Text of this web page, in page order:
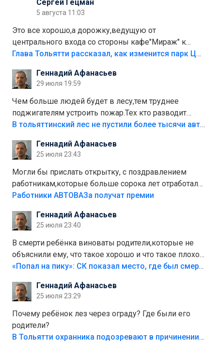
Сергей Гецман
5 августа 11:03
Это все хорошо,а дорожку,ведущую от
центрального входа со стороны кафе"Мираж" к
аттракционам слабо доделать?А то бордюры
лежала в парке и испортилась.Да еще,видимо,часть
украли.
Глава Тольятти рассказал, как изменится парк Центрального района
Геннадий Афанасьев
29 июля 19:59
Чем больше людей будет в лесу,тем труднее
поджигателям устроить пожар.Тех кто разводит
костры,тех надо безбожно штрафовать.Камер полно
Штрафы мизерные.
В тольяттинский лес не пустили более тысячи автомобилей
Геннадий Афанасьев
25 июля 23:43
Могли бы прислать открытку, с поздравлением
работникам,которые больше сорока лет отработали
на предприятии.
Работники АВТОВАЗа получат премии
Геннадий Афанасьев
25 июля 23:40
В смерти ребёнка виноваты родители,которые не
объяснили ему, что такое хорошо и что такое плохо!
Лезть через такой забор,верх безумия,есть же
свою судьбу.
«Попал на пику»: СК показал место, где был смертельно травмирован ребенок в Тольятти
Геннадий Афанасьев
25 июля 23:29
Почему ребёнок лез через ограду? Где были его
родители?
В Тольятти охранника подозревают в причинении смерти ребенку